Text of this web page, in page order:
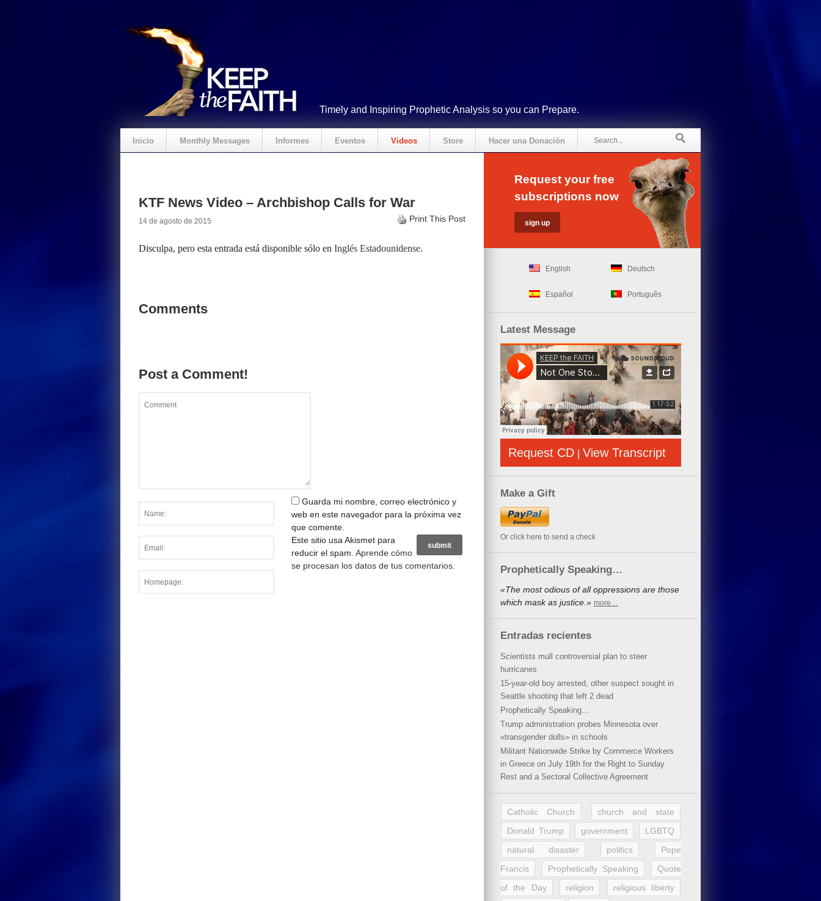
Timely and Inspiring Prophetic Analysis so you can Prepare.
Inicio Monthly Messages Informes Eventos Videos Store Hacer una Donación
KTF News Video – Archbishop Calls for War
14 de agosto de 2015 Print This Post
Disculpa, pero esta entrada está disponible sólo en Inglés Estadounidense.
Comments
Post a Comment!
Guarda mi nombre, correo electrónico y
web en este navegador para la próxima vez
que comente.
Este sitio usa Akismet para
reducir el spam. Aprende cómo
se procesan los datos de tus comentarios
Request your free
subscriptions now
English Deutsch
Español Português
Latest Message
Request CD | View Transcript
Make a Gift
Or click here to send a check
Prophetically Speaking…
«The most odious of all oppressions are those
which mask as justice.» more…
Entradas recientes
Scientists mull controversial plan to steer
hurricanes
15-year-old boy arrested, other suspect sought in
Seattle shooting that left 2 dead
Prophetically Speaking…
Trump administration probes Minnesota over
«transgender dolls» in schools
Militant Nationwide Strike by Commerce Workers
in Greece on July 19th for the Right to Sunday
Rest and a Sectoral Collective Agreement
Catholic Church
church and state
Donald Trump
government
LGBTQ
natural disaster
politics
Pope
Francis
Prophetically Speaking
Quote
of the Day
religion
religious liberty